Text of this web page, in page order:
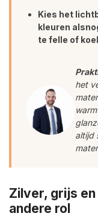
Kies het
kleuren
te felle of
het
altijd
Zilver, grijs
andere rol